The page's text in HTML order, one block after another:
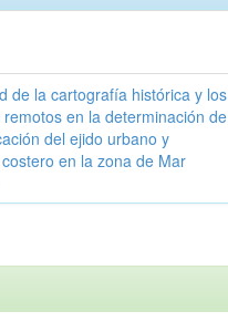
de la cartografía histórica y los
en la determinación de
del ejido urbano y
en la zona de Mar